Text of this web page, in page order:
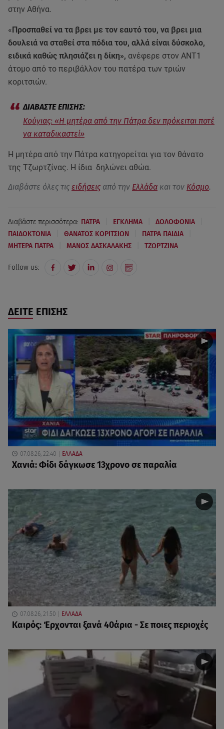
στην Αθήνα.
«Προσπαθεί να τα βρει με τον εαυτό του, να βρει μια
δουλειά να σταθεί στα πόδια του, αλλά είναι δύσκολο,
ειδικά καθώς πλησιάζει η δίκη», ανέφερε στον ΑΝΤ1
άτομο από το περιβάλλον του πατέρα των τριών
κοριτσιών.
Κούγιας: «Η μητέρα από την Πάτρα δεν πρόκειται ποτέ
να καταδικαστεί»
Η μητέρα από την Πάτρα κατηγορείται για τον θάνατο
της Τζωρτζίνας. Η ίδια δηλώνει αθώα.
Διαβάστε όλες τις ειδήσεις από την Ελλάδα και τον Κόσμο.
Διαβάστε περισσότερα: ΠΑΤΡΑ ΕΓΚΛΗΜΑ ΔΟΛΟΦΟΝΙΑ
ΠΑΙΔΟΚΤΟΝΙΑ ΘΑΝΑΤΟΣ ΚΟΡΙΤΣΙΩΝ ΠΑΤΡΑ ΠΑΙΔΙΑ
ΜΗΤΕΡΑ ΠΑΤΡΑ ΜΑΝΟΣ ΔΑΣΚΑΛΑΚΗΣ ΤΖΩΡΤΖΙΝΑ
Follow us:
ΔΕΙΤΕ ΕΠΙΣΗΣ
07.08.26, 22:40 ΕΛΛΑΔΑ
Χανιά: Φίδι δάγκωσε 13χρονο σε παραλία
07.08.26, 21:50 ΕΛΛΑΔΑ
Καιρός: Έρχονται ξανά 40άρια - Σε ποιες περιοχές